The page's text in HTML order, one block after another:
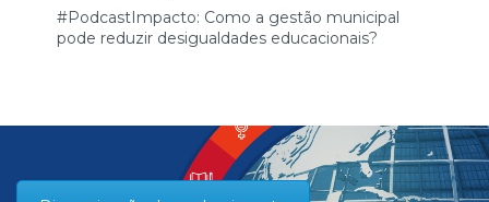
#PodcastImpacto: Como a gestão municipal
pode reduzir desigualdades educacionais?